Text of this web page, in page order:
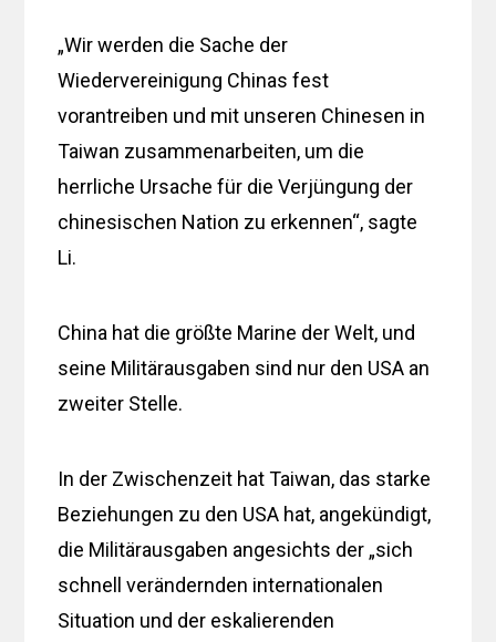
„Wir werden die Sache der
Wiedervereinigung Chinas fest
vorantreiben und mit unseren Chinesen in
Taiwan zusammenarbeiten, um die
herrliche Ursache für die Verjüngung der
chinesischen Nation zu erkennen“, sagte
Li.
China hat die größte Marine der Welt, und
seine Militärausgaben sind nur den USA an
zweiter Stelle.
In der Zwischenzeit hat Taiwan, das starke
Beziehungen zu den USA hat, angekündigt,
die Militärausgaben angesichts der „sich
schnell verändernden internationalen
Situation und der eskalierenden